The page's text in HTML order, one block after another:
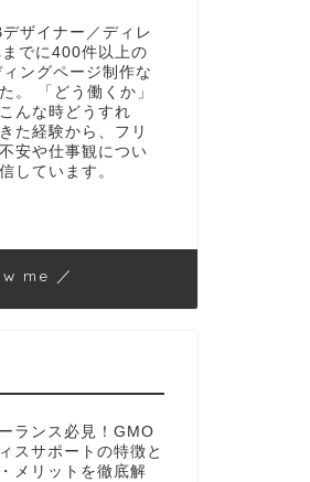
ザイナー／ディレ
でに400件以上の
ングページ制作な
。 「どう働くか」
んな時どうすれ
た経験から、フリ
安や仕事観につい
しています。
me ／
ランス必見！GMO
スサポートの特徴と
メリットを徹底解